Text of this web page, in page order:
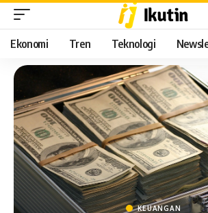
Ekonomi Tren Teknologi
KEUANGAN